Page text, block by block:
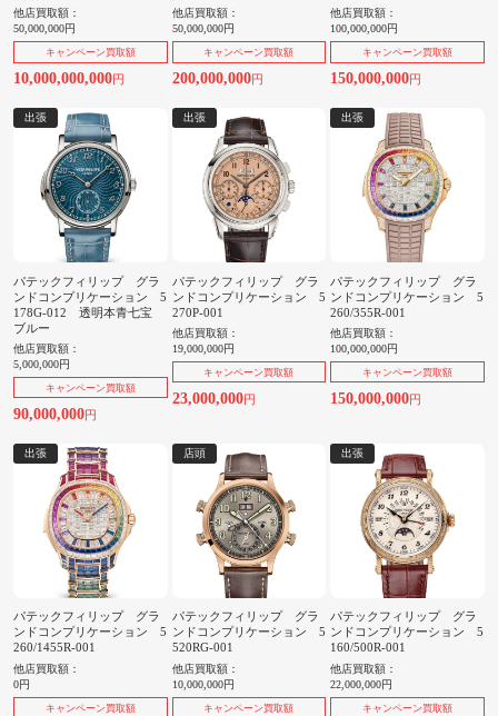
他店買取額：
50,000,000円
キャンペーン買取額
10,000,000,000円
他店買取額：
50,000,000円
キャンペーン買取額
200,000,000円
他店買取額：
100,000,000円
キャンペーン買取額
150,000,000円
出張
パテックフィリップ グラ
ンドコンプリケーション 5
178G-012 透明本青七宝
ブルー
他店買取額：
5,000,000円
キャンペーン買取額
90,000,000円
出張
パテックフィリップ グラ
ンドコンプリケーション 5
270P-001
他店買取額：
19,000,000円
キャンペーン買取額
23,000,000円
出張
パテックフィリップ グラ
ンドコンプリケーション 5
260/355R-001
他店買取額：
100,000,000円
キャンペーン買取額
150,000,000円
出張
パテックフィリップ グラ
ンドコンプリケーション 5
260/1455R-001
他店買取額：
0円
キャンペーン買取額
店頭
パテックフィリップ グラ
ンドコンプリケーション 5
520RG-001
他店買取額：
10,000,000円
キャンペーン買取額
出張
パテックフィリップ グラ
ンドコンプリケーション 5
160/500R-001
他店買取額：
22,000,000円
キャンペーン買取額